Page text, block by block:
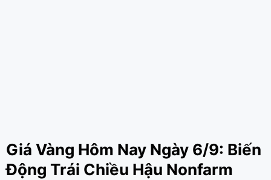
Giá Vàng Hôm Nay Ngày 6/9: Biến
Động Trái Chiều Hậu Nonfarm